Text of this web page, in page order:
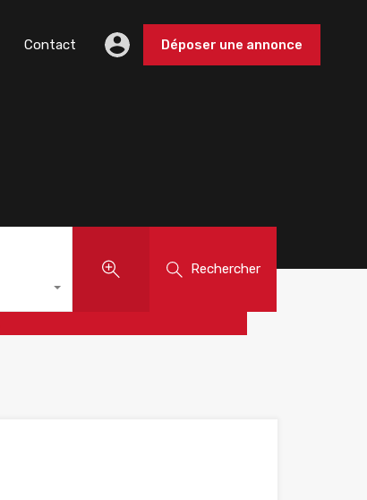
Contact Déposer une annonce
Rechercher